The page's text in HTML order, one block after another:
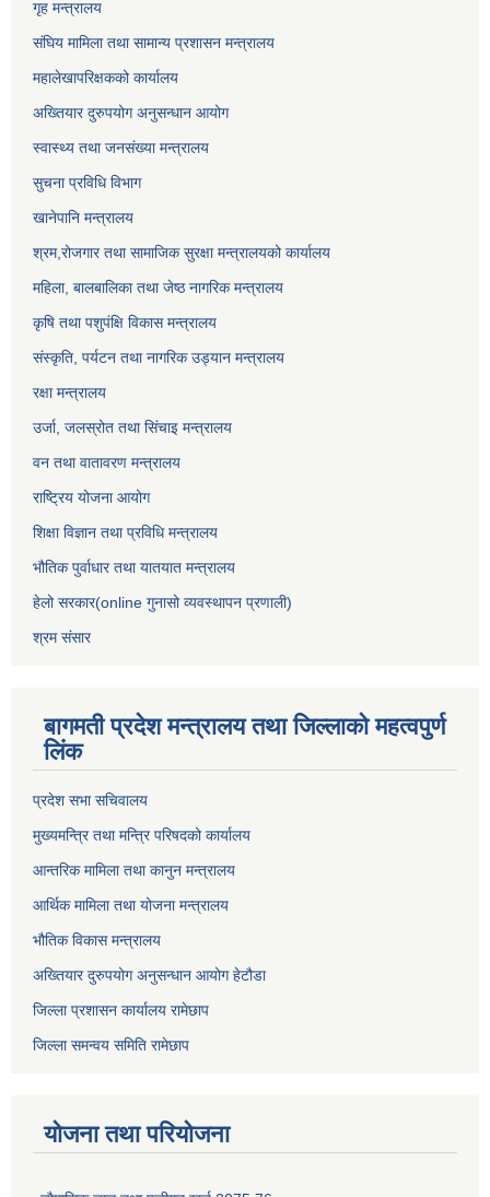
गृह मन्त्रालय
संघिय मामिला तथा सामान्य प्रशासन मन्त्रालय
महालेखापरिक्षकको कार्यालय
अख्तियार दुरुपयोग अनुसन्धान आयोग
स्वास्थ्य तथा जनसंख्या मन्त्रालय
सुचना प्रविधि विभाग
खानेपानि मन्त्रालय
श्रम,रोजगार तथा सामाजिक सुरक्षा मन्त्रालयको कार्यालय
महिला, बालबालिका तथा जेष्ठ नागरिक मन्त्रालय
कृषि तथा पशुपंक्षि विकास मन्त्रालय
संस्कृति, पर्यटन तथा नागरिक उड्‍यान मन्त्रालय
रक्षा मन्त्रालय
उर्जा, जलस्रोत तथा सिंचाइ मन्त्रालय
वन तथा वातावरण मन्त्रालय
राष्ट्रिय योजना आयोग
शिक्षा विज्ञान तथा प्रविधि मन्त्रालय
भौतिक पुर्वाधार तथा यातयात मन्त्रालय
हेलो सरकार(online गुनासो व्यवस्थापन प्रणाली)
श्रम संसार
बागमती प्रदेश मन्त्रालय तथा जिल्लाको महत्वपुर्ण
लिंक
प्रदेश सभा सचिवालय
मुख्यमन्त्रि तथा मन्त्रि परिषदको कार्यालय
आन्तरिक मामिला तथा कानुन मन्त्रालय
आर्थिक मामिला तथा योजना मन्त्रालय
भौतिक विकास मन्त्रालय
अख्तियार दुरुपयोग अनुसन्धान आयोग हेटौडा
जिल्ला प्रशासन कार्यालय रामेछाप
जिल्ला समन्वय समिति रामेछाप
योजना तथा परियोजना